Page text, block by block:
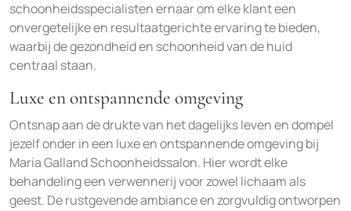
schoonheidsspecialisten ernaar om elke klant een
onvergetelijke en resultaatgerichte ervaring te bieden,
waarbij de gezondheid en schoonheid van de huid
centraal staan.
Luxe en ontspannende omgeving
Ontsnap aan de drukte van het dagelijks leven en dompel
jezelf onder in een luxe en ontspannende omgeving bij
Maria Galland Schoonheidssalon. Hier wordt elke
behandeling een verwennerij voor zowel lichaam als
geest. De rustgevende ambiance en zorgvuldig ontworpen